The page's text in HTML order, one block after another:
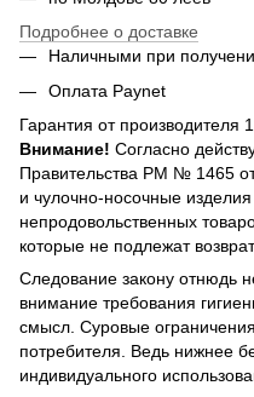
Подробнее о доставке
Наличными при
Оплата Paynet
Гарантия от производителя
Внимание! Согласно
Правительства РМ № 1465
и чулочно-носочные
непродовольственных
которые не подлежат
Следование закону отнюдь
внимание требования
смысл. Суровые
потребителя. Ведь нижнее
индивидуального